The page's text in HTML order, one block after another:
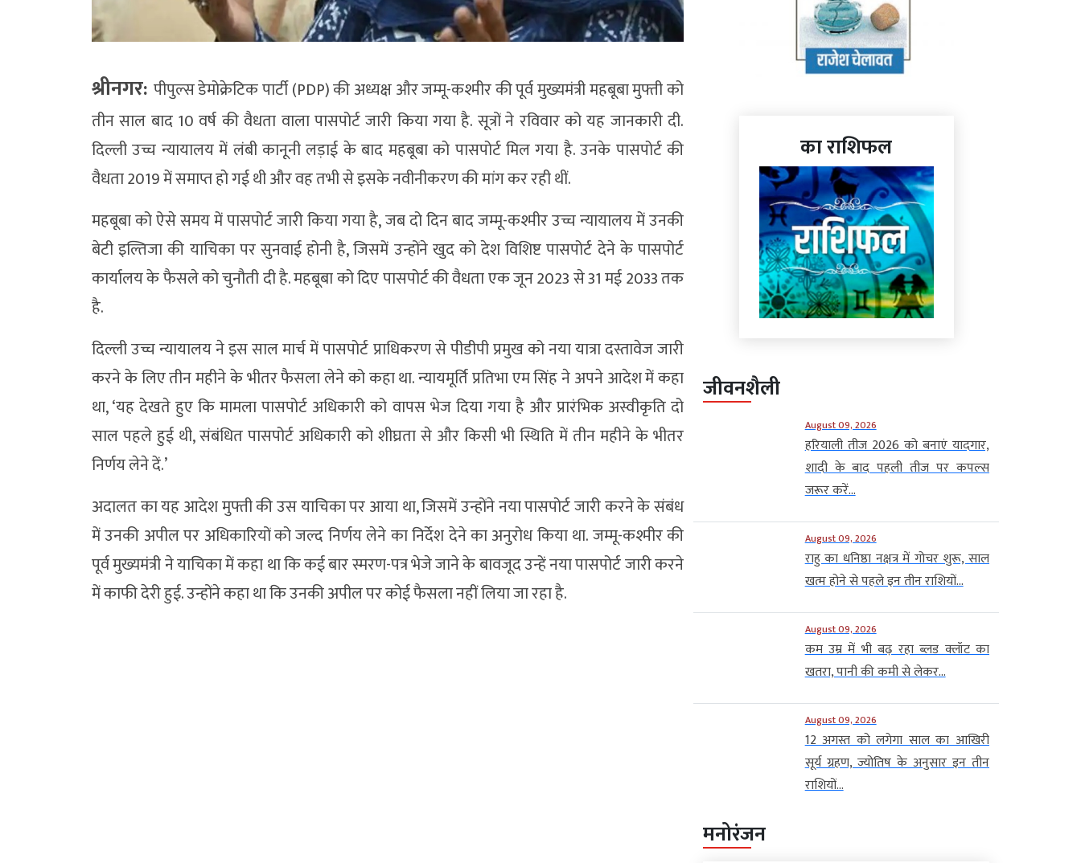
श्रीनगर: पीपुल्स डेमोक्रेटिक पार्टी (PDP) की अध्यक्ष और जम्मू-कश्मीर की पूर्व मुख्यमंत्री महबूबा मुफ्ती को
तीन साल बाद 10 वर्ष की वैधता वाला पासपोर्ट जारी किया गया है. सूत्रों ने रविवार को यह जानकारी दी.
दिल्ली उच्च न्यायालय में लंबी कानूनी लड़ाई के बाद महबूबा को पासपोर्ट मिल गया है. उनके पासपोर्ट की
वैधता 2019 में समाप्त हो गई थी और वह तभी से इसके नवीनीकरण की मांग कर रही थीं.
महबूबा को ऐसे समय में पासपोर्ट जारी किया गया है, जब दो दिन बाद जम्मू-कश्मीर उच्च न्यायालय में उनकी
बेटी इल्तिजा की याचिका पर सुनवाई होनी है, जिसमें उन्होंने खुद को देश विशिष्ट पासपोर्ट देने के पासपोर्ट
कार्यालय के फैसले को चुनौती दी है. महबूबा को दिए पासपोर्ट की वैधता एक जून 2023 से 31 मई 2033 तक
है.
दिल्ली उच्च न्यायालय ने इस साल मार्च में पासपोर्ट प्राधिकरण से पीडीपी प्रमुख को नया यात्रा दस्तावेज जारी
करने के लिए तीन महीने के भीतर फैसला लेने को कहा था. न्यायमूर्ति प्रतिभा एम सिंह ने अपने आदेश में कहा
था, ‘यह देखते हुए कि मामला पासपोर्ट अधिकारी को वापस भेज दिया गया है और प्रारंभिक अस्वीकृति दो
साल पहले हुई थी, संबंधित पासपोर्ट अधिकारी को शीघ्रता से और किसी भी स्थिति में तीन महीने के भीतर
निर्णय लेने दें.’
अदालत का यह आदेश मुफ्ती की उस याचिका पर आया था, जिसमें उन्होंने नया पासपोर्ट जारी करने के संबंध
में उनकी अपील पर अधिकारियों को जल्द निर्णय लेने का निर्देश देने का अनुरोध किया था. जम्मू-कश्मीर की
पूर्व मुख्यमंत्री ने याचिका में कहा था कि कई बार स्मरण-पत्र भेजे जाने के बावजूद उन्हें नया पासपोर्ट जारी करने
में काफी देरी हुई. उन्होंने कहा था कि उनकी अपील पर कोई फैसला नहीं लिया जा रहा है.
का राशिफल
जीवनशैली
August 09, 2026
हरियाली तीज 2026 को बनाएं यादगार,
शादी के बाद पहली तीज पर कपल्स
जरूर करें...
August 09, 2026
राहु का धनिष्ठा नक्षत्र में गोचर शुरू, साल
खत्म होने से पहले इन तीन राशियों...
August 09, 2026
कम उम्र में भी बढ़ रहा ब्लड क्लॉट का
खतरा, पानी की कमी से लेकर...
August 09, 2026
12 अगस्त को लगेगा साल का आखिरी
सूर्य ग्रहण, ज्योतिष के अनुसार इन तीन
राशियों...
मनोरंजन